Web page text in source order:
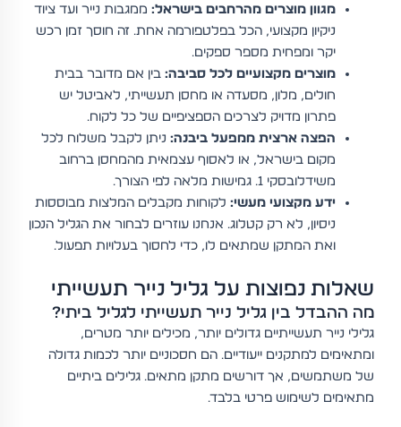
מגוון מוצרים מהרחבים בישראל: ממגבות נייר ועד ציוד
ניקיון מקצועי, הכל בפלטפורמה אחת. זה חוסך זמן רכש
יקר ומפחית מספר ספקים.
מוצרים מקצועיים לכל סביבה: בין אם מדובר בבית
חולים, מלון, מסעדה או מחסן תעשייתי, לאביטל יש
פתרון מדויק לצרכים הספציפיים של כל לקוח.
הפצה ארצית ממפעל ביבנה: ניתן לקבל משלוח לכל
מקום בישראל, או לאסוף עצמאית מהמחסן ברחוב
משידלובסקי 1. גמישות מלאה לפי הצורך.
ידע מקצועי מעשי: לקוחות מקבלים המלצות מבוססות
ניסיון, לא רק קטלוג. אנחנו עוזרים לבחור את הגליל הנכון
ואת המתקן שמתאים לו, כדי לחסוך בעלויות תפעול.
שאלות נפוצות על גליל נייר תעשייתי
מה ההבדל בין גליל נייר תעשייתי לגליל ביתי?
גלילי נייר תעשייתיים גדולים יותר, מכילים יותר מטרים,
ומתאימים למתקנים ייעודיים. הם חסכוניים יותר לכמות גדולה
של משתמשים, אך דורשים מתקן מתאים. גלילים ביתיים
מתאימים לשימוש פרטי בלבד.